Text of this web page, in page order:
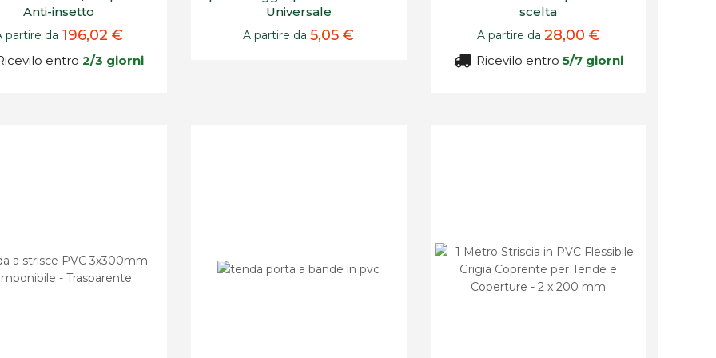
Anti-insetto
partire da 196,02 €
entro2/3 giorni
Universale
A partire da 5,05 €
scelta
A partire da 28,00 €
Ricevilo entro 5/7 giorni